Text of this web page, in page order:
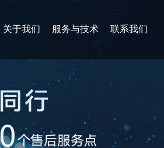
关于我们 服务与技术 联系我们